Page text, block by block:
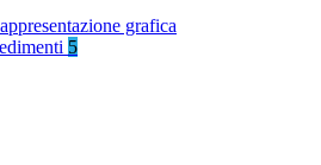
grafica
5